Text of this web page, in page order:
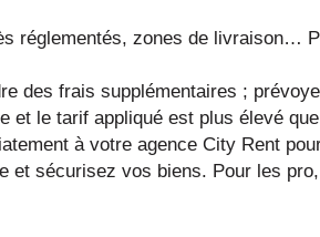
réglementés, zones de livraison…
des frais supplémentaires ;
et le tarif appliqué est plus élevé
à votre agence City Rent
et sécurisez vos biens. Pour les